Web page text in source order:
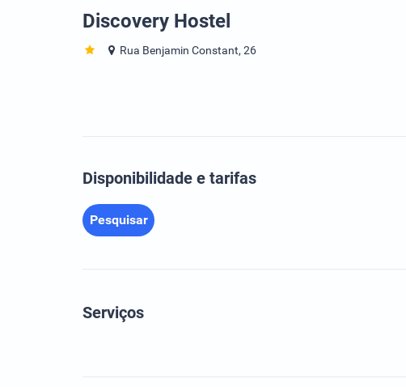
Discovery Hostel
Rua Benjamin Constant, 26
Disponibilidade e tarifas
Pesquisar
Serviços